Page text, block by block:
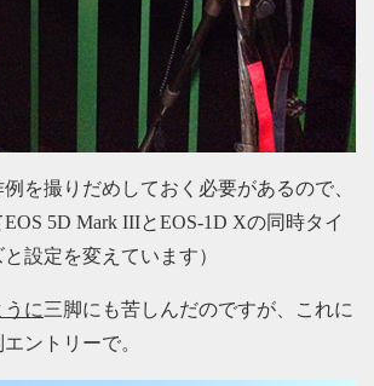
を撮りだめしておく必要があるので、
5D Mark IIIとEOS-1D Xの同時タイ
設定を変えています）
に三脚にも苦しんだのですが、これに
ントリーで。